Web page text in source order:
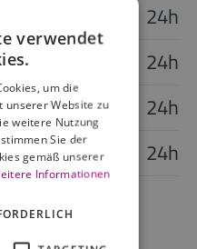
24h
24h
24h
24h
verwendet
um die
unserer Website zu
weitere Nutzung
Sie der
gemäß unserer
Informationen